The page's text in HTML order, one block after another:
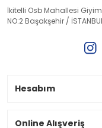
İkitelli Osb Mahallesi Giyim
NO:2 Başakşehir /
Hesabım
Online Alışveriş